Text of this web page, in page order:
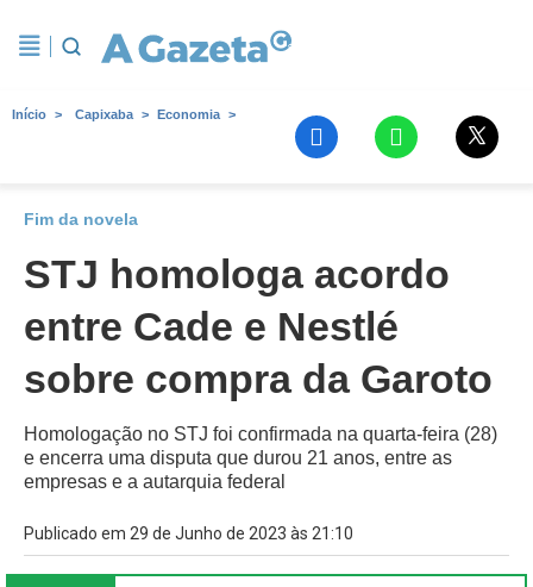
Início Capixaba Economia
Fim da novela
STJ homologa acordo
entre Cade e Nestlé
sobre compra da Garoto
Homologação no STJ foi confirmada na quarta-feira (28)
e encerra uma disputa que durou 21 anos, entre as
empresas e a autarquia federal
Publicado em 29 de Junho de 2023 às 21:10